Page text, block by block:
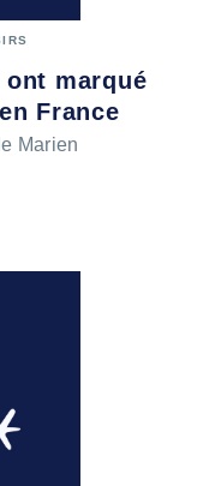
marqué
France
Marien